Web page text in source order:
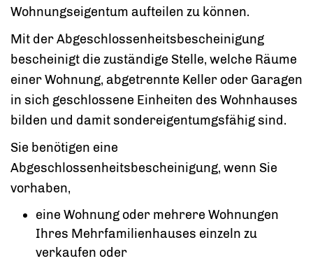
Wohnungseigentum aufteilen zu können.
Mit der Abgeschlossenheitsbescheinigung
bescheinigt die zuständige Stelle, welche Räume
einer Wohnung, abgetrennte Keller oder Garagen
in sich geschlossene Einheiten des Wohnhauses
bilden und damit sondereigentumgsfähig sind.
Sie benötigen eine
Abgeschlossenheitsbescheinigung, wenn Sie
vorhaben,
eine Wohnung oder mehrere Wohnungen
Ihres Mehrfamilienhauses einzeln zu
verkaufen oder